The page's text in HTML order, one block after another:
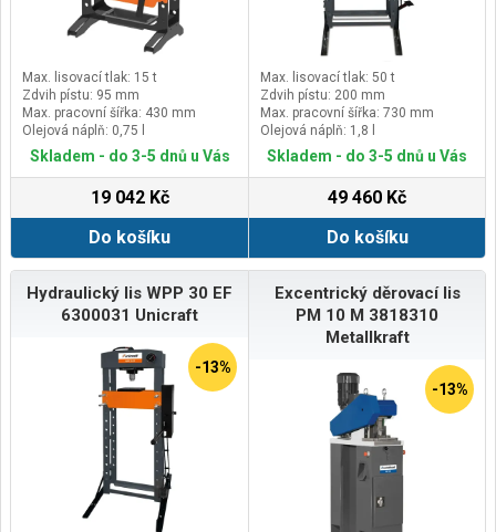
Max. lisovací tlak: 15 t
Zdvih pístu: 95 mm
Max. pracovní šířka: 430 mm
Olejová náplň: 0,75 l
Skladem - do 3-5 dnů u Vás
19 042 Kč
Do košíku
Max. lisovací tlak: 50 t
Zdvih pístu: 200 mm
Max. pracovní šířka: 730 mm
Olejová náplň: 1,8 l
Skladem - do 3-5 dnů u Vás
49 460 Kč
Do košíku
Hydraulický lis WPP 30 EF
6300031 Unicraft
-13%
Excentrický děrovací lis
PM 10 M 3818310
Metallkraft
-13%